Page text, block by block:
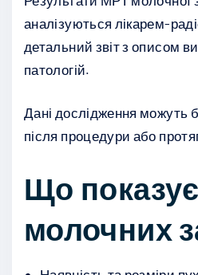
аналізуються лікарем-
детальний звіт з описом
патологій.
Дані дослідження можуть
після процедури або
Що
молочних